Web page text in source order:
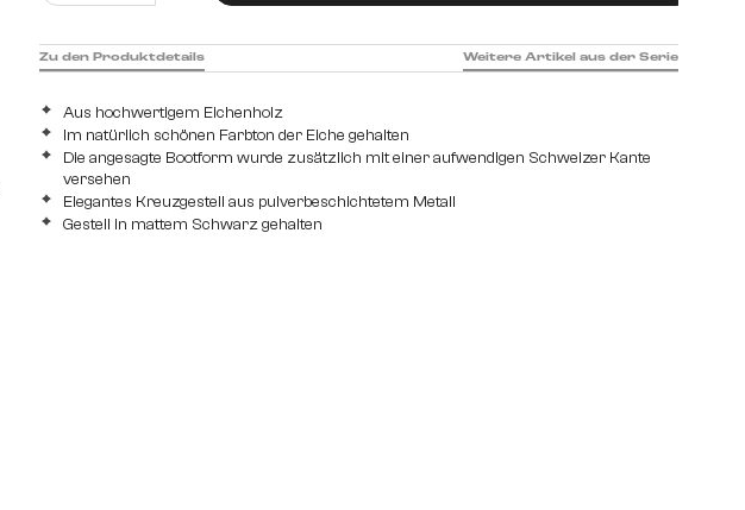
Aus hochwertigem Eichenholz
Im natürlich schönen Farbton der Eiche gehalten
Die angesagte Bootform wurde zusätzlich mit einer aufwendigen Schweizer Kante
versehen
Elegantes Kreuzgestell aus pulverbeschichtetem Metall
Gestell in mattem Schwarz gehalten
Zu den Produktdetails Weitere Artikel aus der Serie